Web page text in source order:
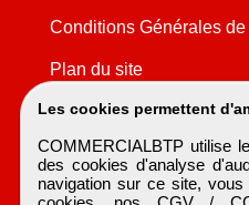
Les cookies permettent
COMMERCIALBTP utilise
des cookies d'analyse
navigation sur ce site,
Conditions Générales de
Plan du site